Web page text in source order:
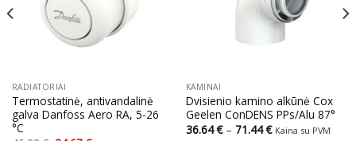
RADIATORIAI
Termostatinė, antivandalinė
galva Danfoss Aero RA, 5-26
°C
KAMINAI
Dvisienio kamino alkūnė Cox
Geelen ConDENS PPs/Alu 87°
36.64€ – 71.44€Price
Kaina su PVM